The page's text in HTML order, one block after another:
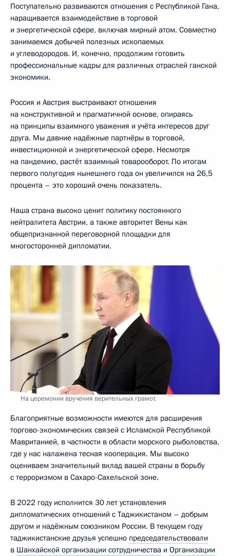
Поступательно развиваются отношения с Республикой Гана,
наращивается взаимодействие в торговой
и энергетической сфере, включая мирный атом. Совместно
занимаемся добычей полезных ископаемых
и углеводородов. И, конечно, продолжим готовить
профессиональные кадры для различных отраслей ганской
экономики.
Россия и Австрия выстраивают отношения
на конструктивной и прагматичной основе, опираясь
на принципы взаимного уважения и учёта интересов друг
друга. Мы давние надёжные партнёры в торговой,
инвестиционной и энергетической сфере. Несмотря
на пандемию, растёт взаимный товарооборот. По итогам
первого полугодия нынешнего года он увеличился на 26,5
процента – это хороший очень показатель.
Наша страна высоко ценит политику постоянного
нейтралитета Австрии, а также авторитет Вены как
общепризнанной переговорной площадки для
многосторонней дипломатии.
На церемонии вручения верительных грамот.
Благоприятные возможности имеются для расширения
торгово-экономических связей с Исламской Республикой
Мавританией, в частности в области морского рыболовства,
где у нас налажена тесная кооперация. Мы высоко
оцениваем значительный вклад вашей страны в борьбу
с терроризмом в Сахаро-Сахельской зоне.
В 2022 году исполнится 30 лет установления
дипломатических отношений с Таджикистаном – добрым
другом и надёжным союзником России. В текущем году
таджикистанские друзья успешно председательствовали
в Шанхайской организации сотрудничества и Организации